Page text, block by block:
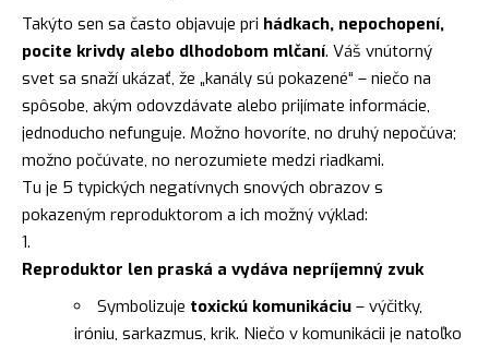
Takýto sen sa často objavuje pri hádkach, nepochopení,
pocite krivdy alebo dlhodobom mlčaní. Váš vnútorný
svet sa snaží ukázať, že „kanály sú pokazené“ – niečo na
spôsobe, akým odovzdávate alebo prijímate informácie,
jednoducho nefunguje. Možno hovoríte, no druhý nepočúva;
možno počúvate, no nerozumiete medzi riadkami.
Tu je 5 typických negatívnych snových obrazov s
pokazeným reproduktorom a ich možný výklad:
Reproduktor len praská a vydáva nepríjemný zvuk
Symbolizuje toxickú komunikáciu– výčitky,
iróniu, sarkazmus, krik. Niečo v komunikácii je natoľko